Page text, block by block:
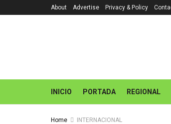
About Advertise Privacy & Policy
INICIO PORTADA REGIONAL
Home INTERNACIONAL